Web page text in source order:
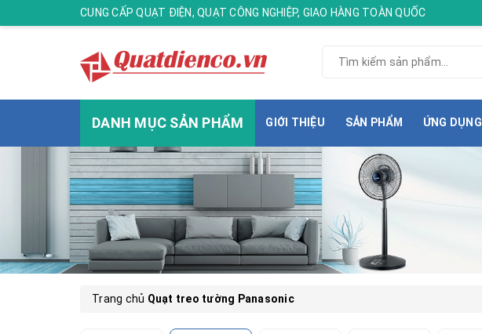
CUNG CẤP QUẠT ĐIỆN, QUẠT CÔNG NGHIỆP, GIAO HÀNG TOÀN QUỐC
DANH MỤC SẢN PHẨM GIỚI THIỆU SẢN PHẨM ỨNG DỤNG
Trang chủ Quạt treo tường Panasonic